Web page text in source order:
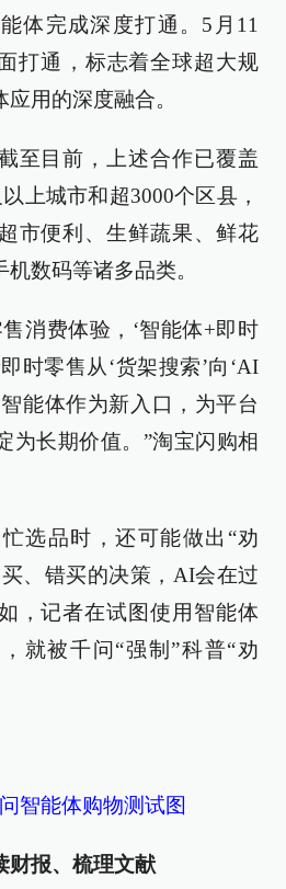
体完成深度打通。5月11
打通‌，标志着全球超大规
用的深度融合。
至目前，上述合作已覆盖
上城市和超3000个区县，
市便利、生鲜蔬果、鲜花
数码等诸多品类。
消费体验，‘智能体+即时
时零售从‘货架搜索’向‘AI
能体作为新入口，为平台
为长期价值。”淘宝闪购相
选品时，还可能做出“劝
、错买的决策，AI会在过
，记者在试图使用智能体
就被千问“强制”科普“劝
智能体购物测试图
财报、梳理文献